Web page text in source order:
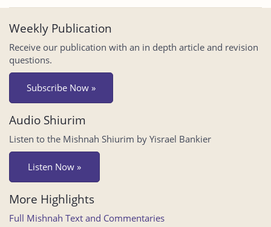
Weekly Publication
Receive our publication with an in depth article and revision
questions.
Subscribe Now »
Audio Shiurim
Listen to the Mishnah Shiurim by Yisrael Bankier
Listen Now »
More Highlights
Full Mishnah Text and Commentaries